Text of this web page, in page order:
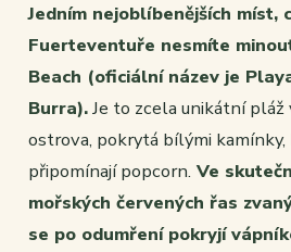
Jedním nejoblíbenějších míst,
Fuerteventuře nesmíte
Beach (oficiální název je
Burra).Je to zcela unikátní pláž
ostrova, pokrytá bílými
připomínají popcorn. Ve
mořských červených řas
se po odumření pokryjí